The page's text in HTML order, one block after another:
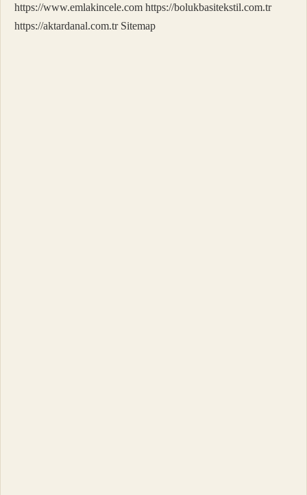
https://www.emlakincele.com https://bolukbasitekstil.com.tr
https://aktardanal.com.tr Sitemap